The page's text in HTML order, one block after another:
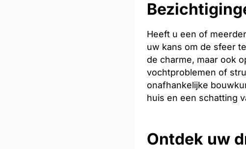
Heeft u een of
uw kans om de sfeer
de charme, maar ook
vochtproblemen of
onafhankelijke
huis en een schatting
Ontdek uw